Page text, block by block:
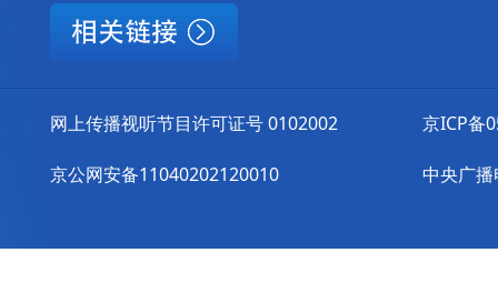
网上传播视听节目许可证号 0102002
京公网安备11040202120010
京ICP备
中央广